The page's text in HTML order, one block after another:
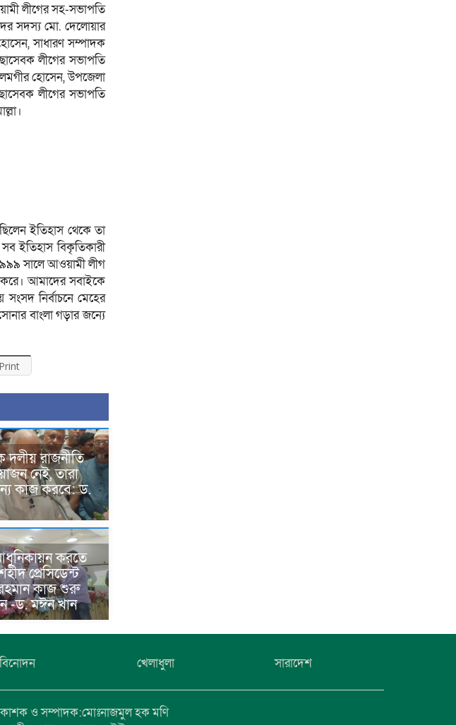
লীগের সহ-সভাপতি
সদস্য মো. দেলোয়ার
সাধারণ সম্পাদক
লীগের সভাপতি
হোসেন, উপজেলা
লীগের সভাপতি
ইতিহাস থেকে তা
ইতিহাস বিকৃতিকারী
সালে আওয়ামী লীগ
আমাদের সবাইকে
নির্বাচনে মেহের
বাংলা গড়ার জন্যে
Print
দলীয় রাজনীতি
নেই, তারা
কাজ করবে: ড.
করতে
প্রেসিডেন্ট
কাজ শুরু
-ড. মঈন খান
বিনোদন খেলাধুলা সারাদেশ
ও সম্পাদক:মোঃনাজমুল হক মণি